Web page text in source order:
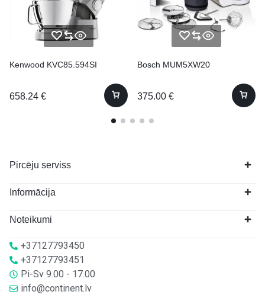
Kenwood KVC85.594SI
658.24 €
Bosch MUM5XW20
375.00 €
Pircēju serviss
Informācija
Noteikumi
+37127793450
+37127793451
Pi-Sv 9.00 - 17.00
info@continent.lv